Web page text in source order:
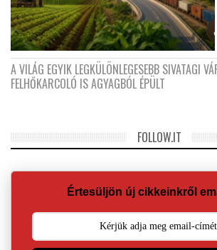
A VILÁG EGYIK LEGKÜLÖNLEGESEBB SIVATAGI
FELHŐKARCOLÓ IS AGYAGBÓL ÉPÜLT
FOLLOW.IT
Értesüljön új cikkeinkről